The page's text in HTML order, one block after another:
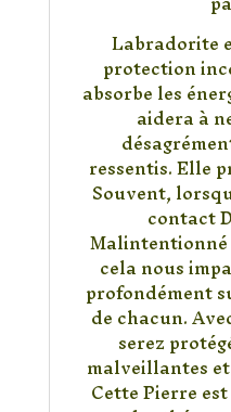
Labradorite
protection
absorbe les
aidera à
ressentis. Elle
Souvent,
contact
cela nous
profondément
de chacun.
serez
malveillantes
Cette Pierre